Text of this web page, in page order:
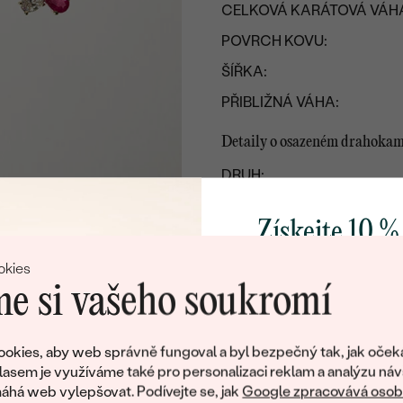
si vašeho soukromí
aby web správně fungoval a byl bezpečný tak, jak
je využíváme také pro personalizaci reklam a analýzu
web vylepšovat. Podívejte se, jakGoogle zpracovává
CELKOVÁ KARÁTOVÁ
POVRCH KOVU:
ŠÍŘKA:
PŘIBLIŽNÁ VÁHA:
Detaily o osazeném
DRUH:
KARÁTOVÁ VÁHA:
BARVA:
PŮVOD:
ÚPRAVY:
Získejte 10
poctivě vyráběných
Jako dárek na
zašleme slevový kód